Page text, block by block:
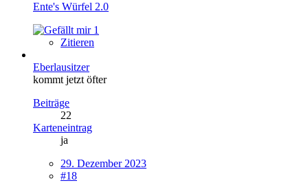
Ente's Würfel 2.0
1
Zitieren
Eberlausitzer
kommt jetzt öfter
Beiträge
22
Karteneintrag
ja
29. Dezember 2023
#18